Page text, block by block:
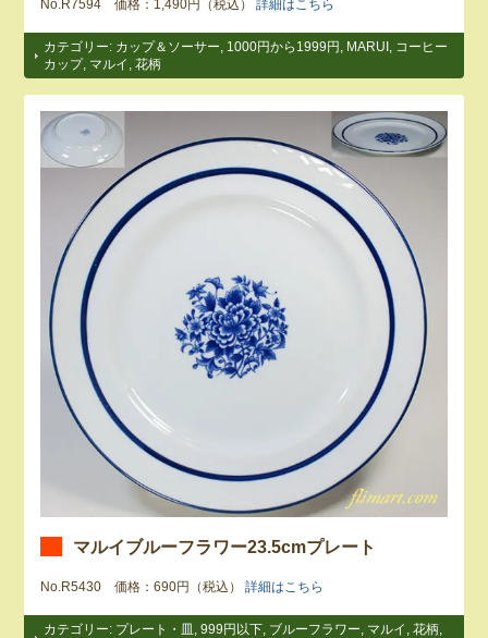
No.R7594 価格：1,490円（税込）詳細はこちら
カテゴリー: カップ＆ソーサー 1000円から1999円 MARUI
コーヒー
カップ, マルイ ,花柄
マルイブルーフラワー23.5cmプレート
No.R5430 価格：690円（税込）詳細はこちら
カテゴリー: プレート・皿 ,999円以下 , ブルーフラワー, マルイ ,花柄,